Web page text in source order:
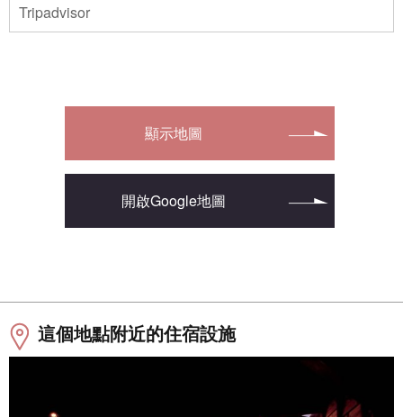
Tripadvisor
顯示地圖
開啟Google地圖
這個地點附近的住宿設施